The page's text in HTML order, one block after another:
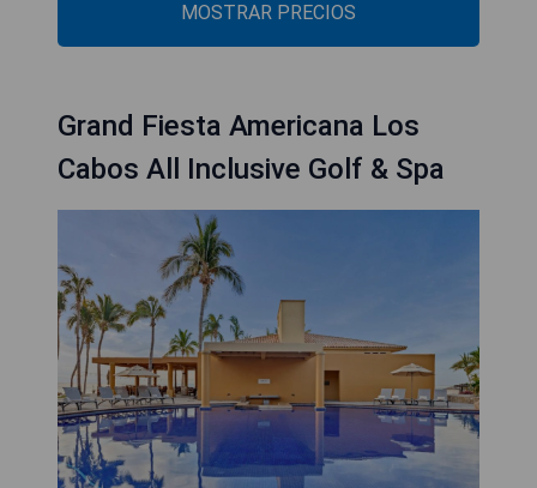
MOSTRAR PRECIOS
Grand Fiesta Americana Los
Cabos All Inclusive Golf & Spa